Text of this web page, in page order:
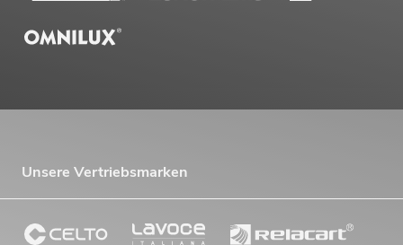
Unsere Vertriebsmarken